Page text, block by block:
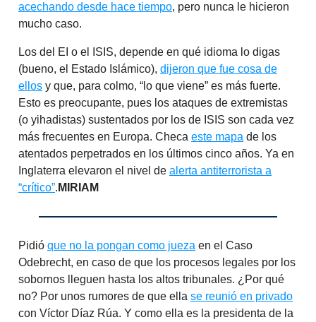
acechando desde hace tiempo, pero nunca le hicieron
mucho caso.
Los del EI o el ISIS, depende en qué idioma lo digas
(bueno, el Estado Islámico), dijeron que fue cosa de
ellos y que, para colmo, “lo que viene” es más fuerte.
Esto es preocupante, pues los ataques de extremistas
(o yihadistas) sustentados por los de ISIS son cada vez
más frecuentes en Europa. Checa este mapa de los
atentados perpetrados en los últimos cinco años. Ya en
Inglaterra elevaron el nivel de alerta antiterrorista a
“crítico”. MIRIAM
Pidió que no la pongan como jueza en el Caso
Odebrecht, en caso de que los procesos legales por los
sobornos lleguen hasta los altos tribunales. ¿Por qué
no? Por unos rumores de que ella se reunió en privado
con Víctor Díaz Rúa. Y como ella es la presidenta de la